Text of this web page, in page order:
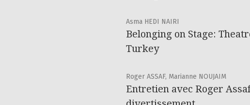
Asma HEDI NAIRI
Belonging on Stage:
Turkey
Roger ASSAF, Marianne NOUJAIM
Entretien avec Roger